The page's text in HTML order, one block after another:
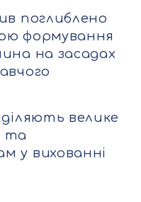
поглиблено
формування
на засадах
велике
та
у вихованні